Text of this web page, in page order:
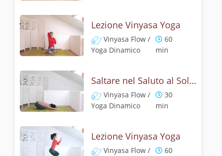
Lezione Vinyasa Yoga
Vinyasa Flow /
Yoga Dinamico
60
min
Saltare nel Saluto al Sole - Vinyasa Yoga
Vinyasa Flow /
Yoga Dinamico
30
min
Lezione Vinyasa Yoga
Vinyasa Flow /
60